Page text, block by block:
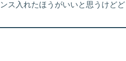
ス入れたほうがいいと思うけど